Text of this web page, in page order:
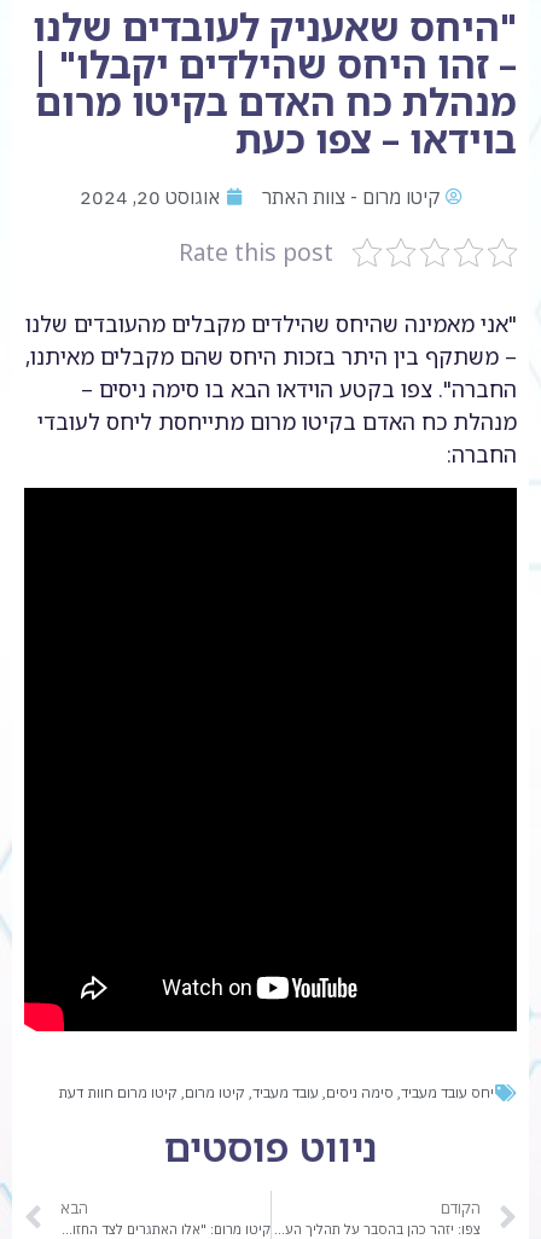
"היחס שאעניק לעובדים שלנו
– זהו היחס שהילדים יקבלו" |
מנהלת כח האדם בקיטו מרום
בוידאו – צפו כעת
קיטו מרום - צוות האתר אוגוסט 20, 2024
Rate this post
"אני מאמינה שהיחס שהילדים מקבלים מהעובדים שלנו
– משתקף בין היתר בזכות היחס שהם מקבלים מאיתנו,
החברה". צפו בקטע הוידאו הבא בו סימה ניסים –
מנהלת כח האדם בקיטו מרום מתייחסת ליחס לעובדי
החברה:
יחס עובד מעביד סימה ניסים עובד מעביד קיטו מרום קיטו מרום חוות דעת
ניווט פוסטים
הקודם הבא